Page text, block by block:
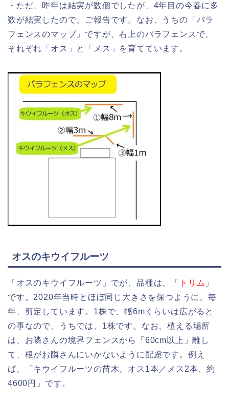
・ただ、昨年は結実が数個でしたが、4年目の今春に多
数が結実したので、ご報告です。なお、うちの「バラ
フェンスのマップ」ですが、右上のバラフェンスで、
それぞれ「オス」と「メス」を育てています。
オスのキウイフルーツ
「オスのキウイフルーツ」でが、品種は、「 トリム 」
です。2020年当時とほぼ同じ大きさを保つように、毎
年、剪定しています。1株で、幅6mくらいは広がると
の事なので、うちでは、1株です。なお、植える場所
は、お隣さんの境界フェンスから「60cm以上」離し
て、根がお隣さんにいかないように配慮です。例え
ば、「キウイフルーツの苗木、オス1本／メス2本、約
4600円」です。